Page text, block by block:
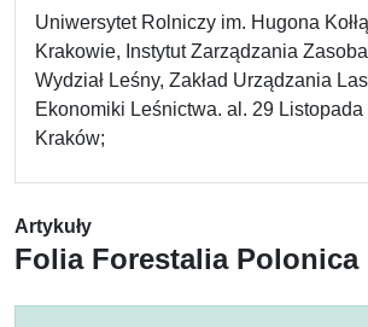
Uniwersytet Rolniczy im. Hugona
Krakowie, Instytut Zarządzania
Wydział Leśny, Zakład Urządzania
Ekonomiki Leśnictwa. al. 29 Listopada
Kraków;
Artykuły
Folia Forestalia Polonica